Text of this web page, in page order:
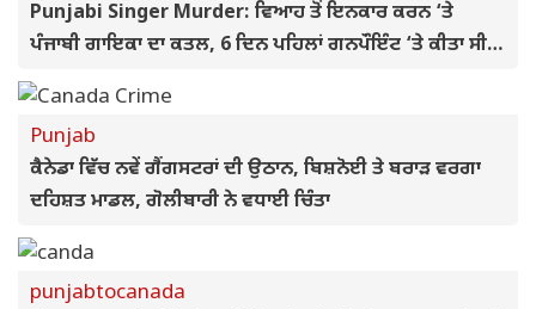
Punjabi Singer Murder: ਵਿਆਹ ਤੋਂ ਇਨਕਾਰ ਕਰਨ ‘ਤੇ
ਪੰਜਾਬੀ ਗਾਇਕਾ ਦਾ ਕਤਲ, 6 ਦਿਨ ਪਹਿਲਾਂ ਗਨਪੌਇੰਟ ‘ਤੇ ਕੀਤਾ ਸੀ
ਕਿਡਨੈਪ; ਨਹਿਰ ‘ਚੋਂ ਮਿਲੀ ਲਾਸ਼
Punjab
ਕੈਨੇਡਾ ਵਿੱਚ ਨਵੇਂ ਗੈਂਗਸਟਰਾਂ ਦੀ ਉਠਾਨ, ਬਿਸ਼ਨੋਈ ਤੇ ਬਰਾੜ ਵਰਗਾ
ਦਹਿਸ਼ਤ ਮਾਡਲ, ਗੋਲੀਬਾਰੀ ਨੇ ਵਧਾਈ ਚਿੰਤਾ
punjabtocanada